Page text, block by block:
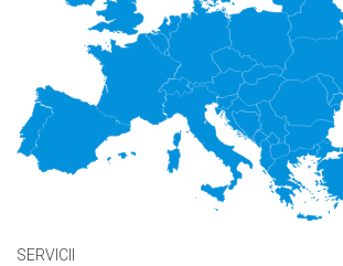
SERVICII